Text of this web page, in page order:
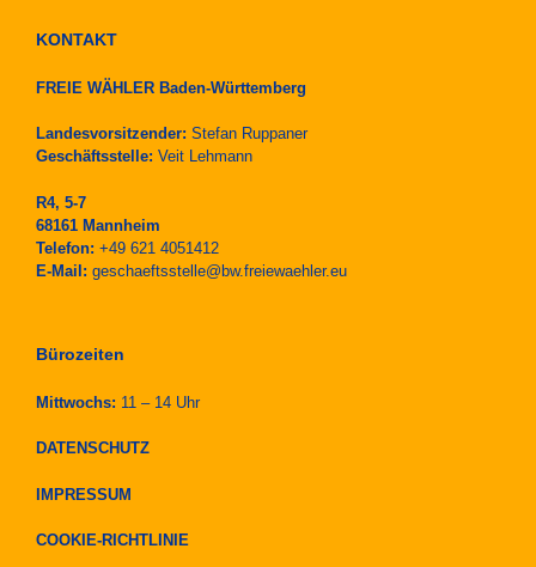
KONTAKT
FREIE WÄHLER Baden-Württemberg
Landesvorsitzender: Stefan Ruppaner
Geschäftsstelle: Veit Lehmann
R4, 5-7
68161 Mannheim
Telefon: +49 621 4051412
E-Mail: geschaeftsstelle@bw.freiewaehler.eu
Bürozeiten
Mittwochs: 11 – 14 Uhr
DATENSCHUTZ
IMPRESSUM
COOKIE-RICHTLINIE